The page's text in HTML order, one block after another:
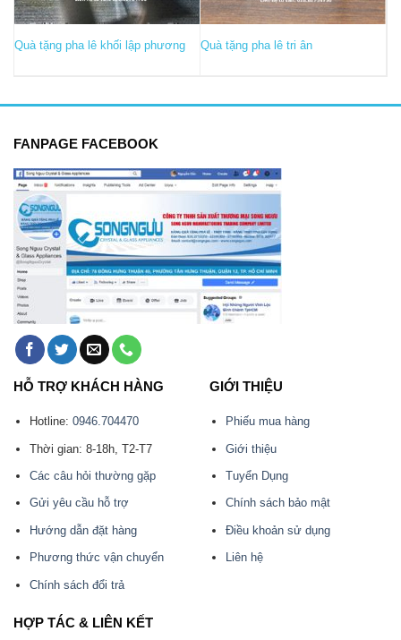
Quà tặng pha lê khối lập phương Quà tặng pha lê tri ân
FANPAGE FACEBOOK
HỖ TRỢ KHÁCH HÀNG
Hotline: 0946.704470
Thời gian: 8-18h, T2-T7
Các câu hỏi thường gặp
Gửi yêu cầu hỗ trợ
Hướng dẫn đặt hàng
Phương thức vận chuyển
Chính sách đổi trả
GIỚI THIỆU
Phiếu mua hàng
Giới thiệu
Tuyển Dụng
Chính sách bảo mật
Điều khoản sử dụng
Liên hệ
HỢP TÁC & LIÊN KẾT